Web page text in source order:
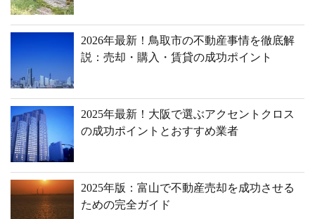
2026年最新！鳥取市の不動産事情を徹底解
説：売却・購入・賃貸の成功ポイント
2025年最新！大阪で選ぶアクセントクロス
の成功ポイントとおすすめ業者
2025年版：富山で不動産売却を成功させる
ための完全ガイド